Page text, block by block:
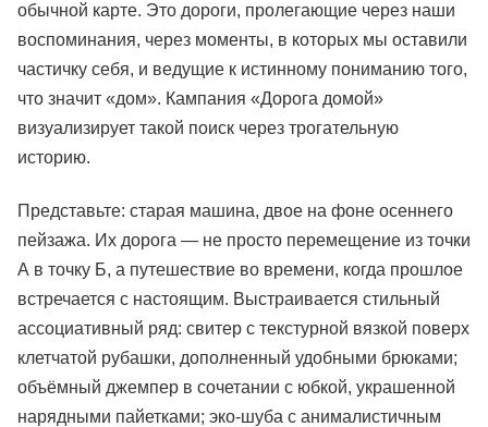
обычной карте. Это дороги, пролегающие через наши
воспоминания, через моменты, в которых мы оставили
частичку себя, и ведущие к истинному пониманию того,
что значит «дом». Кампания «Дорога домой»
визуализирует такой поиск через трогательную
историю.
Представьте: старая машина, двое на фоне осеннего
пейзажа. Их дорога — не просто перемещение из точки
А в точку Б, а путешествие во времени, когда прошлое
встречается с настоящим. Выстраивается стильный
ассоциативный ряд: свитер с текстурной вязкой поверх
клетчатой рубашки, дополненный удобными брюками;
объёмный джемпер в сочетании с юбкой, украшенной
нарядными пайетками; эко-шуба с анималистичным